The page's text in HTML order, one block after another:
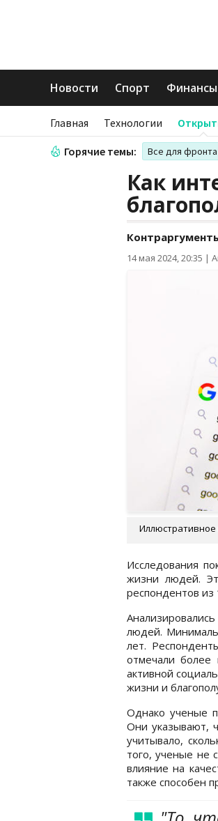
Новости Спорт Финансы
Главная Технологии
Горячие темы: Все для
Как
14 мая 2024, 20:35 |
Исследования
жизни людей.
респондентов из
людей.
лет.
отмечали более
активной
жизни и
Однако ученые
Они указывают,
учитывало,
того, ученые не
влияние на
также способен